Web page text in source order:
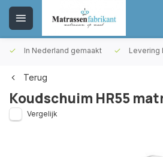
In Nederland gemaakt Levering
Terug
Koudschuim HR55
Vergelijk